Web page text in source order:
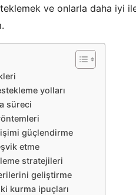
ve onlarla daha iyi
yolları
süreci
güçlendirme
etme
stratejileri
geliştirme
kurma ipuçları